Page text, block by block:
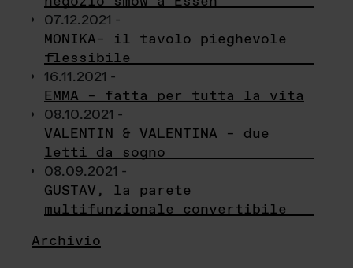
07.12.2021 -
MONIKA– il tavolo pieghevole
flessibile
16.11.2021 -
EMMA – fatta per tutta la vita
08.10.2021 -
VALENTIN & VALENTINA – due
letti da sogno
08.09.2021 -
GUSTAV, la parete
multifunzionale convertibile
Archivio